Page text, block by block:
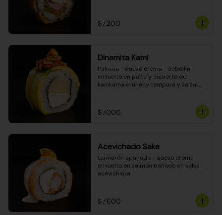
$7.200
Dinamita Kami
Palmito - queso crema - cebollín -
envuelto en palta y cubierto de
kanikama crunchy tempura y salsa
$7.000
Acevichado Sake
Camarón apanado - queso crema -
envuelto en salmón bañado en salsa
acevichada
$7.600